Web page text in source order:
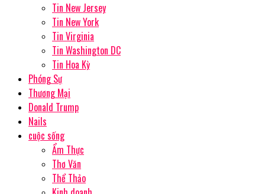
Tin New Jersey
Tin New York
Tin Virginia
Tin Washington DC
Tin Hoa Kỳ
Phóng Sự
Thương Mại
Donald Trump
Nails
cuộc sống
Ẩm Thực
Thơ Văn
Thể Thảo